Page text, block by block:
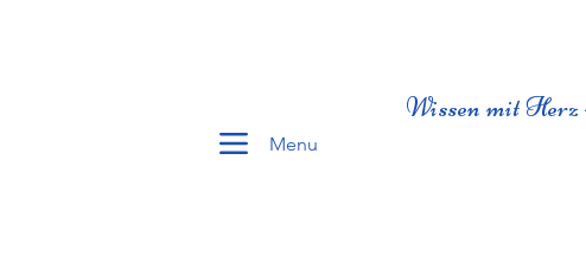
Menu
Wissen mit Herz